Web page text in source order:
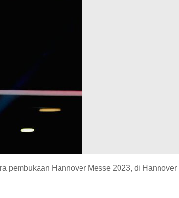
pembukaan Hannover Messe 2023, di Hannover